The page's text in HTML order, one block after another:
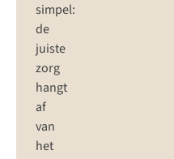
simpel:
de
juiste
zorg
hangt
af
van
het